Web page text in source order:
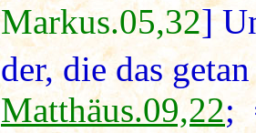
Markus.05,32]
der, die das
Matthäus.09,22;